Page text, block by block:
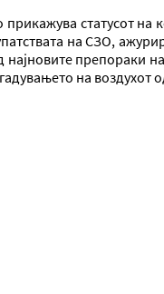
статусот
на СЗО,
најновите
на